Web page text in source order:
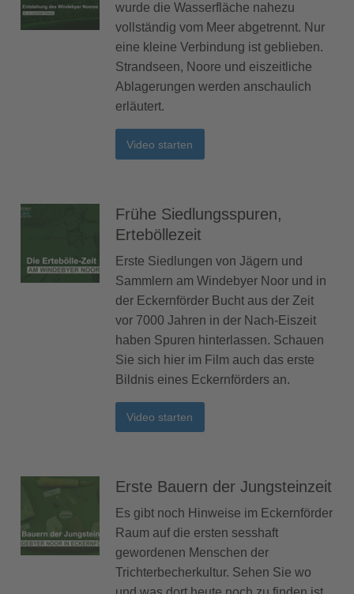
wurde die Wasserfläche nahezu
vollständig vom Meer abgetrennt. Nur
eine kleine Verbindung ist geblieben.
Strandseen, Noore und eiszeitliche
Ablagerungen werden anschaulich
erläutert.
Video starten
Frühe Siedlungsspuren,
Erteböllezeit
Erste Siedlungen von Jägern und
Sammlern am Windebyer Noor und in
der Eckernförder Bucht aus der Zeit
vor 7000 Jahren in der Nach-Eiszeit
haben Spuren hinterlassen. Schauen
Sie sich hier im Film auch das erste
Bildnis eines Eckernförders an.
Video starten
Erste Bauern der Jungsteinzeit
Es gibt noch Hinweise im Eckernförder
Raum auf die ersten sesshaft
gewordenen Menschen der
Trichterbecherkultur. Sehen Sie wo